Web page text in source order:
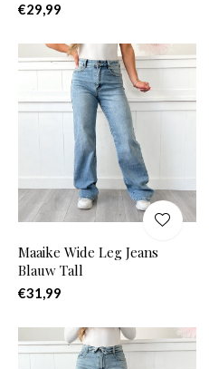
€29,99
Maaike Wide Leg Jeans
Blauw Tall
€31,99